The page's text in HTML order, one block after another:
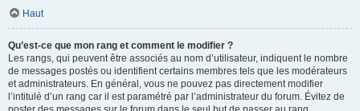
Haut
Qu’est-ce que mon rang et comment le modifier ?
Les rangs, qui peuvent être associés au nom d’utilisateur, indiquent le nombre
de messages postés ou identifient certains membres tels que les modérateurs
et administrateurs. En général, vous ne pouvez pas directement modifier
l’intitulé d’un rang car il est paramétré par l’administrateur du forum. Évitez de